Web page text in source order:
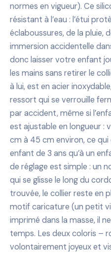
normes en vigueur). Ce
résistant à l’eau : l’étui
éclaboussures, de la pluie,
immersion accidentelle
donc laisser votre enfant
les mains sans retirer le
à lui, est en acier
ressort qui se verrouille
par accident, même si
est ajustable en longueur :
cm à 45 cm environ, ce
enfant de 3 ans qu’à un
de réglage est simple : un
qui se glisse le long du
trouvée, le collier reste en
motif caricature (un petit
imprimé dans la masse, il
temps. Les deux coloris –
volontairement joyeux et